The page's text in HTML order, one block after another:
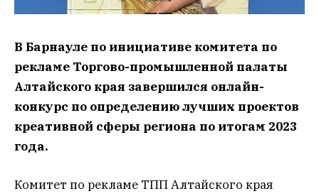
В Барнауле по инициативе комитета по
рекламе Торгово-промышленной палаты
Алтайского края завершился онлайн-
конкурс по определению лучших проектов
креативной сферы региона по итогам 2023
года.
Комитет по рекламе ТПП Алтайского края